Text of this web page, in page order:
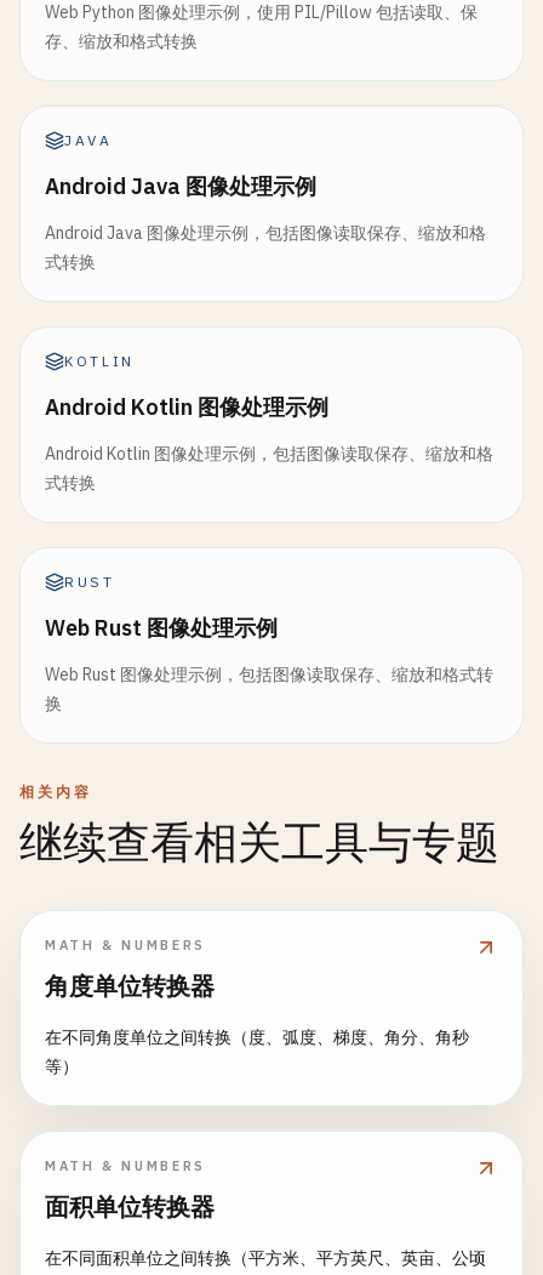
Web Python 图像处理示例，使用 PIL/Pillow 包括读取、保
存、缩放和格式转换
JAVA
Android Java 图像处理示例
Android Java 图像处理示例，包括图像读取保存、缩放和格
式转换
KOTLIN
Android Kotlin 图像处理示例
Android Kotlin 图像处理示例，包括图像读取保存、缩放和格
式转换
RUST
Web Rust 图像处理示例
Web Rust 图像处理示例，包括图像读取保存、缩放和格式转
换
相关内容
继续查看相关工具与专题
MATH & NUMBERS
角度单位转换器
在不同角度单位之间转换（度、弧度、梯度、角分、角秒
等）
MATH & NUMBERS
面积单位转换器
在不同面积单位之间转换（平方米、平方英尺、英亩、公顷